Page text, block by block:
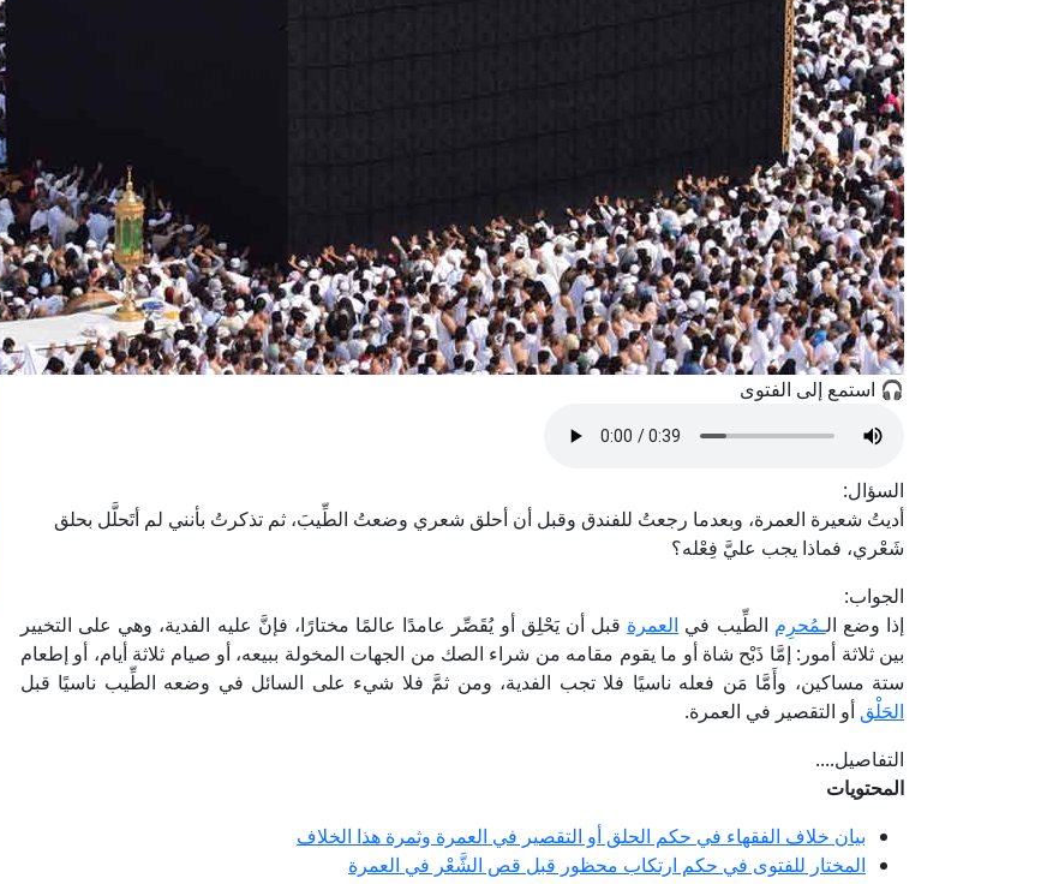
🎧 استمع إلى الفتوى
السؤال:
أديتُ شعيرة العمرة، وبعدما رجعتُ للفندق وقبل أن أحلق شعري وضعتُ الطِّيبَ، ثم تذكرتُ بأنني لم أتَحلَّل بحلق
شَعْري، فماذا يجب عليَّ فِعْله؟
الجواب:
إذا وضع الـمُحرِم الطِّيب في العمرة قبل أن يَحْلِق أو يُقَصِّر عامدًا عالمًا مختارًا، فإنَّ عليه الفدية، وهي على التخيير
بين ثلاثة أمور: إمَّا ذَبْح شاة أو ما يقوم مقامه من شراء الصك من الجهات المخولة ببيعه، أو صيام ثلاثة أيام، أو إطعام
ستة مساكين، وأَمَّا مَن فعله ناسيًا فلا تجب الفدية، ومن ثمَّ فلا شيء على السائل في وضعه الطِّيب ناسيًا قبل
الحَلْق أو التقصير في العمرة.
التفاصيل....
المحتويات
بيان خلاف الفقهاء في حكم الحلق أو التقصير في العمرة وثمرة هذا الخلاف
المختار للفتوى في حكم ارتكاب محظور قبل قص الشَّعْر في العمرة